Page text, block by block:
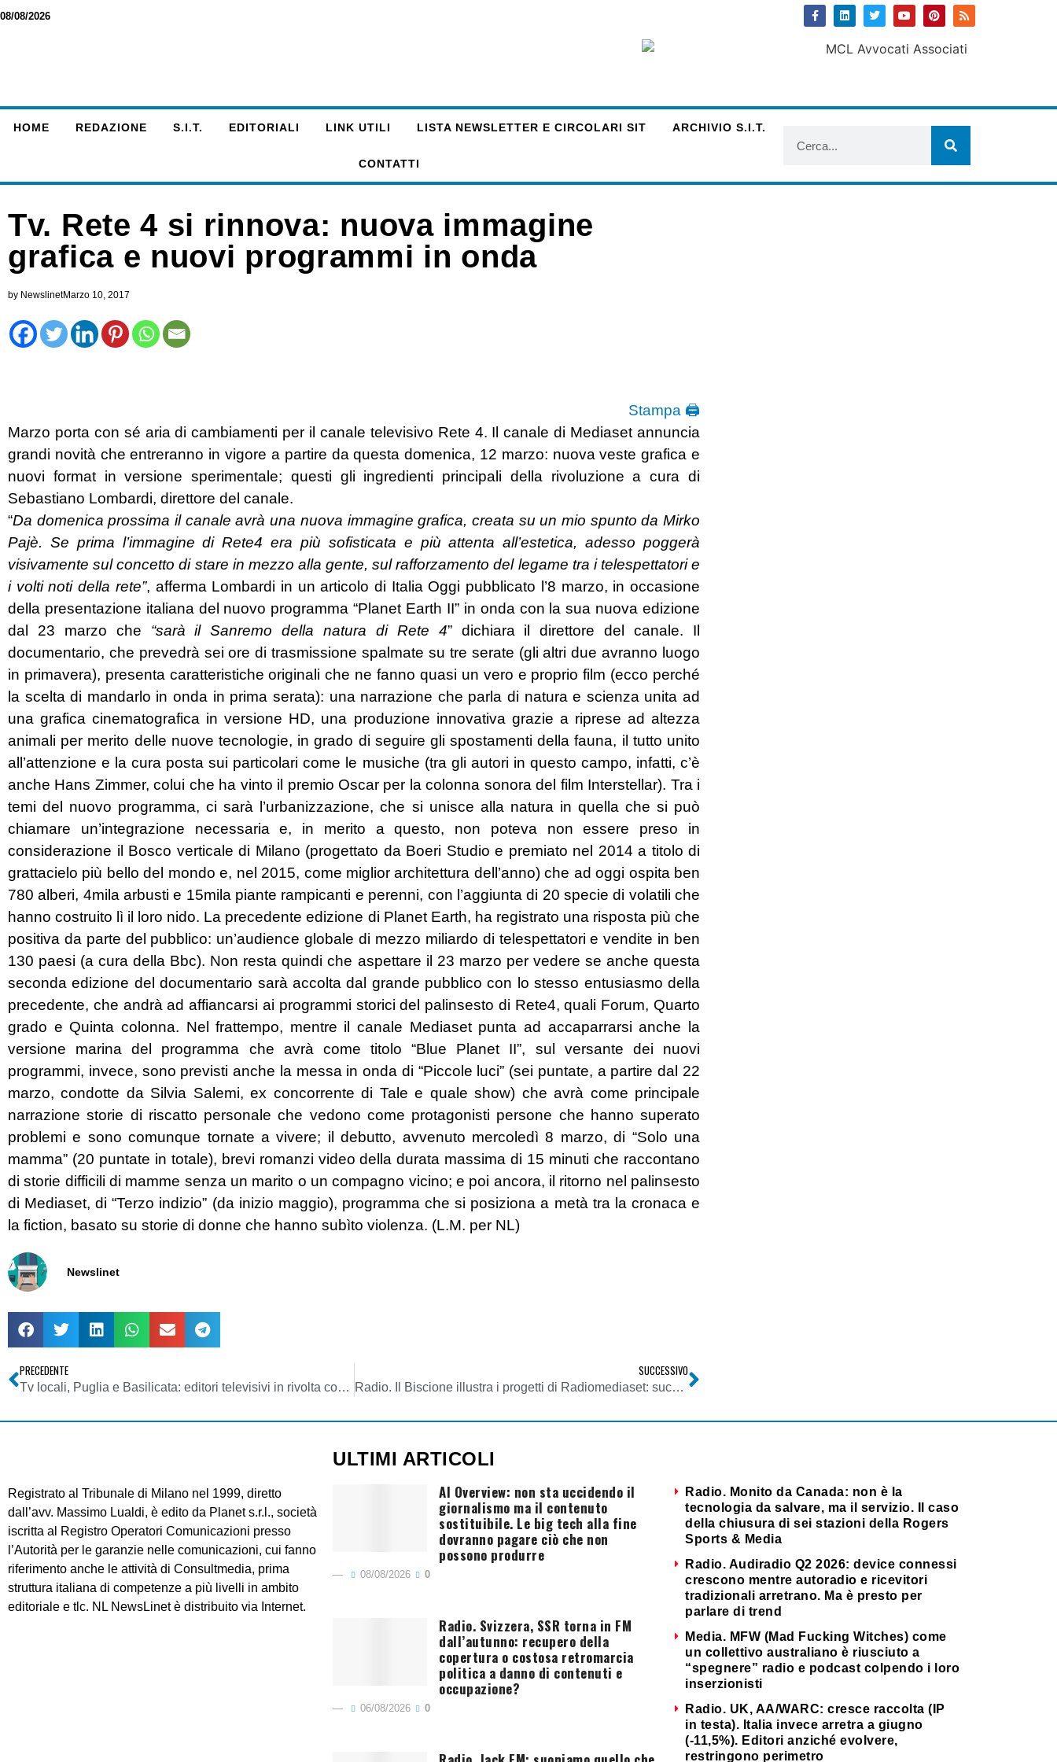
08/08/2026
HOME REDAZIONE S.I.T. EDITORIALI LINK UTILI LISTA NEWSLETTER E CIRCOLARI SIT ARCHIVIO S.I.T.
CONTATTI
Tv. Rete 4 si rinnova: nuova immagine
grafica e nuovi programmi in onda
by NewslinetMarzo 10, 2017
Stampa 🖨
Marzo porta con sé aria di cambiamenti per il canale televisivo Rete 4. Il canale di Mediaset annuncia
grandi novità che entreranno in vigore a partire da questa domenica, 12 marzo: nuova veste grafica e
nuovi format in versione sperimentale; questi gli ingredienti principali della rivoluzione a cura di
Sebastiano Lombardi, direttore del canale.
“Da domenica prossima il canale avrà una nuova immagine grafica, creata su un mio spunto da Mirko
Pajè. Se prima l’immagine di Rete4 era più sofisticata e più attenta all’estetica, adesso poggerà
visivamente sul concetto di stare in mezzo alla gente, sul rafforzamento del legame tra i telespettatori e
i volti noti della rete”, afferma Lombardi in un articolo di Italia Oggi pubblicato l’8 marzo, in occasione
della presentazione italiana del nuovo programma “Planet Earth II” in onda con la sua nuova edizione
dal 23 marzo che “sarà il Sanremo della natura di Rete 4” dichiara il direttore del canale. Il
documentario, che prevedrà sei ore di trasmissione spalmate su tre serate (gli altri due avranno luogo
in primavera), presenta caratteristiche originali che ne fanno quasi un vero e proprio film (ecco perché
la scelta di mandarlo in onda in prima serata): una narrazione che parla di natura e scienza unita ad
una grafica cinematografica in versione HD, una produzione innovativa grazie a riprese ad altezza
animali per merito delle nuove tecnologie, in grado di seguire gli spostamenti della fauna, il tutto unito
all’attenzione e la cura posta sui particolari come le musiche (tra gli autori in questo campo, infatti, c’è
anche Hans Zimmer, colui che ha vinto il premio Oscar per la colonna sonora del film Interstellar). Tra i
temi del nuovo programma, ci sarà l’urbanizzazione, che si unisce alla natura in quella che si può
chiamare un’integrazione necessaria e, in merito a questo, non poteva non essere preso in
considerazione il Bosco verticale di Milano (progettato da Boeri Studio e premiato nel 2014 a titolo di
grattacielo più bello del mondo e, nel 2015, come miglior architettura dell’anno) che ad oggi ospita ben
780 alberi, 4mila arbusti e 15mila piante rampicanti e perenni, con l’aggiunta di 20 specie di volatili che
hanno costruito lì il loro nido. La precedente edizione di Planet Earth, ha registrato una risposta più che
positiva da parte del pubblico: un’audience globale di mezzo miliardo di telespettatori e vendite in ben
130 paesi (a cura della Bbc). Non resta quindi che aspettare il 23 marzo per vedere se anche questa
seconda edizione del documentario sarà accolta dal grande pubblico con lo stesso entusiasmo della
precedente, che andrà ad affiancarsi ai programmi storici del palinsesto di Rete4, quali Forum, Quarto
grado e Quinta colonna. Nel frattempo, mentre il canale Mediaset punta ad accaparrarsi anche la
versione marina del programma che avrà come titolo “Blue Planet II”, sul versante dei nuovi
programmi, invece, sono previsti anche la messa in onda di “Piccole luci” (sei puntate, a partire dal 22
marzo, condotte da Silvia Salemi, ex concorrente di Tale e quale show) che avrà come principale
narrazione storie di riscatto personale che vedono come protagonisti persone che hanno superato
problemi e sono comunque tornate a vivere; il debutto, avvenuto mercoledì 8 marzo, di “Solo una
mamma” (20 puntate in totale), brevi romanzi video della durata massima di 15 minuti che raccontano
di storie difficili di mamme senza un marito o un compagno vicino; e poi ancora, il ritorno nel palinsesto
di Mediaset, di “Terzo indizio” (da inizio maggio), programma che si posiziona a metà tra la cronaca e
la fiction, basato su storie di donne che hanno subìto violenza. (L.M. per NL)
Newslinet
PRECEDENTE
Tv locali, Puglia e Basilicata: editori televisivi in rivolta contro penalizzazioni settore
SUCCESSIVO
Radio. Il Biscione illustra i progetti di Radiomediaset: successi d’ascolto e di fatturato ci spingono avanti
Registrato al Tribunale di Milano nel 1999, diretto
dall’avv. Massimo Lualdi, è edito da Planet s.r.l., società
iscritta al Registro Operatori Comunicazioni presso
l’Autorità per le garanzie nelle comunicazioni, cui fanno
riferimento anche le attività di Consultmedia, prima
struttura italiana di competenze a più livelli in ambito
editoriale e tlc. NL NewsLinet è distribuito via Internet.
ULTIMI ARTICOLI
AI Overview: non sta uccidendo il
giornalismo ma il contenuto
sostituibile. Le big tech alla fine
dovranno pagare ciò che non
possono produrre
08/08/2026 0
Radio. Svizzera, SSR torna in FM
dall’autunno: recupero della
copertura o costosa retromarcia
politica a danno di contenuti e
occupazione?
06/08/2026 0
Radio. Monito da Canada: non è la
tecnologia da salvare, ma il servizio. Il caso
della chiusura di sei stazioni della Rogers
Sports & Media
Radio. Audiradio Q2 2026: device connessi
crescono mentre autoradio e ricevitori
tradizionali arretrano. Ma è presto per
parlare di trend
Media. MFW (Mad Fucking Witches) come
un collettivo australiano è riusciuto a
“spegnere” radio e podcast colpendo i loro
inserzionisti
Radio. UK, AA/WARC: cresce raccolta (IP
in testa). Italia invece arretra a giugno
(-11,5%). Editori anziché evolvere,
restringono perimetro